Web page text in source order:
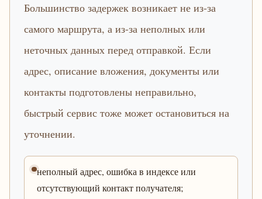
Большинство задержек возникает не из-за
самого маршрута, а из-за неполных или
неточных данных перед отправкой. Если
адрес, описание вложения, документы или
контакты подготовлены неправильно,
быстрый сервис тоже может остановиться на
уточнении.
неполный адрес, ошибка в индексе или
отсутствующий контакт получателя;